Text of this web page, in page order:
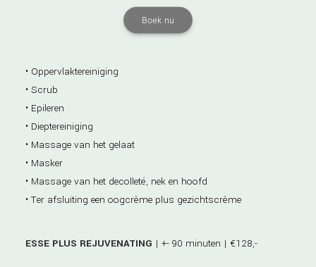
Boek nu
• Oppervlaktereiniging
• Scrub
• Epileren
• Dieptereiniging
• Massage van het gelaat
• Masker
• Massage van het decolleté, nek en hoofd
• Ter afsluiting een oogcrème plus gezichtscrème
ESSE PLUS REJUVENATING | +- 90 minuten | €128,-